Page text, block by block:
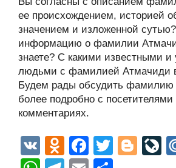
ее происхождением, историей
значением и изложенной
информацию о фамилии
знаете? С какими известными
людьми с фамилией Атмачиди
Будем рады обсудить фамилию
более подробно с
комментариях.
V
O
F
T
Bl Li